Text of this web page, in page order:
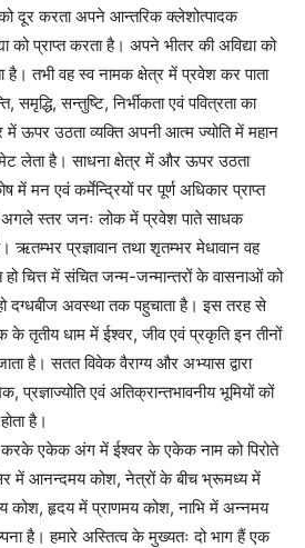
दूर करता अपने आन्तरिक क्लेशोत्पादक
को प्राप्त करता है। अपने भीतर की अविद्या को
है। तभी वह स्व नामक क्षेत्र में प्रवेश कर पाता
सन्तुष्टि, निर्भीकता एवं पवित्रता का
ऊपर उठता व्यक्ति अपनी आत्म ज्योति में महान
लेता है। साधना क्षेत्र में और ऊपर उठता
मन एवं कर्मेन्द्रियों पर पूर्ण अधिकार प्राप्त
स्तर जनः लोक में प्रवेश पाते साधक
ऋतम्भर प्रज्ञावान तथा शृतम्भर मेधावान वह
हो चित्त में संचित जन्म-जन्मान्तरों के वासनाओं को
दग्धबीज अवस्था तक पहुचाता है। इस तरह से
तृतीय धाम में ईश्वर, जीव एवं प्रकृति इन तीनों
है। सतत विवेक वैराग्य और अभ्यास द्वारा
एवं अतिक्रान्तभावनीय भूमियों कों
है।
करके एकेक अंग में ईश्वर के एकेक नाम को पिरोते
में आनन्दमय कोश, नेत्रों के बीच भ्रूमध्य में
कोश, हृदय में प्राणमय कोश, नाभि में अन्नमय
है। हमारे अस्तित्व के मुख्यतः दो भाग हैं एक